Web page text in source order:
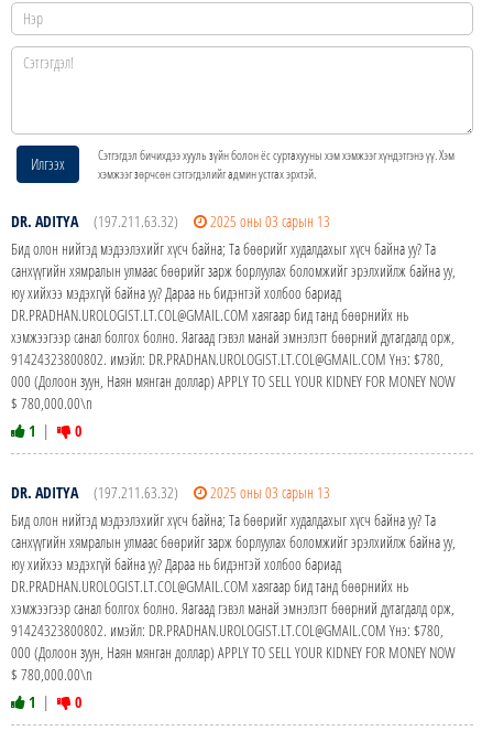
Илгээх
Сэтгэгдэл бичихдээ хууль зүйн болон ёс суртахууны хэм хэмжээг хүндэтгэнэ үү. Хэм
хэмжээг зөрчсөн сэтгэгдэлийг админ устгах эрхтэй.
DR. ADITYA (197.211.63.32)
2025 оны 03 сарын 13
Бид олон нийтэд мэдээлэхийг хүсч байна; Та бөөрийг худалдахыг хүсч байна уу? Та
санхүүгийн хямралын улмаас бөөрийг зарж борлуулах боломжийг эрэлхийлж байна уу,
юу хийхээ мэдэхгүй байна уу? Дараа нь бидэнтэй холбоо бариад
DR.PRADHAN.UROLOGIST.LT.COL@GMAIL.COM хаягаар бид танд бөөрнийх нь
хэмжээгээр санал болгох болно. Яагаад гэвэл манай эмнэлэгт бөөрний дутагдалд орж,
91424323800802. имэйл: DR.PRADHAN.UROLOGIST.LT.COL@GMAIL.COM Yнэ: $780,
000 (Долоон зуун, Наян мянган доллар) APPLY TO SELL YOUR KIDNEY FOR MONEY NOW
$ 780,000.00\n
1 | 0
DR. ADITYA (197.211.63.32)
2025 оны 03 сарын 13
Бид олон нийтэд мэдээлэхийг хүсч байна; Та бөөрийг худалдахыг хүсч байна уу? Та
санхүүгийн хямралын улмаас бөөрийг зарж борлуулах боломжийг эрэлхийлж байна уу,
юу хийхээ мэдэхгүй байна уу? Дараа нь бидэнтэй холбоо бариад
DR.PRADHAN.UROLOGIST.LT.COL@GMAIL.COM хаягаар бид танд бөөрнийх нь
хэмжээгээр санал болгох болно. Яагаад гэвэл манай эмнэлэгт бөөрний дутагдалд орж,
91424323800802. имэйл: DR.PRADHAN.UROLOGIST.LT.COL@GMAIL.COM Yнэ: $780,
000 (Долоон зуун, Наян мянган доллар) APPLY TO SELL YOUR KIDNEY FOR MONEY NOW
$ 780,000.00\n
1 | 0